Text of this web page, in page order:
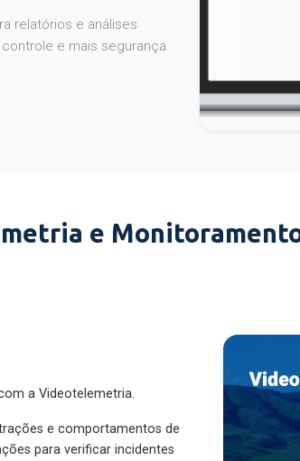
relatórios e análises
e mais segurança
e
a Videotelemetria.
e comportamentos de
para verificar incidentes